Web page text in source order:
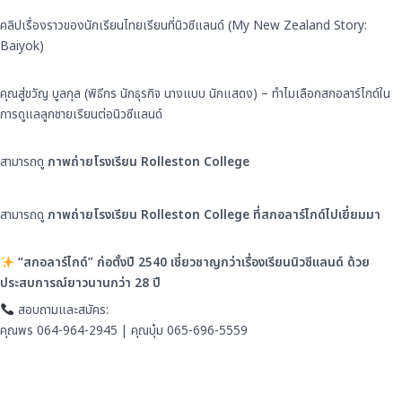
คลิปเรื่องราวของนักเรียนไทยเรียนที่นิวซีแลนด์ (My New Zealand Story:
Baiyok)
คุณสู่ขวัญ บูลกุล (พิธีกร นักธุรกิจ นางแบบ นักแสดง) – ทำไมเลือกสกอลาร์ไกด์ใน
การดูแลลูกชายเรียนต่อนิวซีแลนด์
สามารถดู ภาพถ่ายโรงเรียน Rolleston College
สามารถดูภาพถ่ายโรงเรียน Rolleston College ที่สกอลาร์ไกด์ไปเยี่ยมมา
“สกอลาร์ไกด์” ก่อตั้งปี 2540 เชี่ยวชาญกว่าเรื่องเรียนนิวซีแลนด์ ด้วย
ประสบการณ์ยาวนานกว่า 28ปี
สอบถามและสมัคร:
คุณพร 064-964-2945 | คุณบุ๋ม 065-696-5559